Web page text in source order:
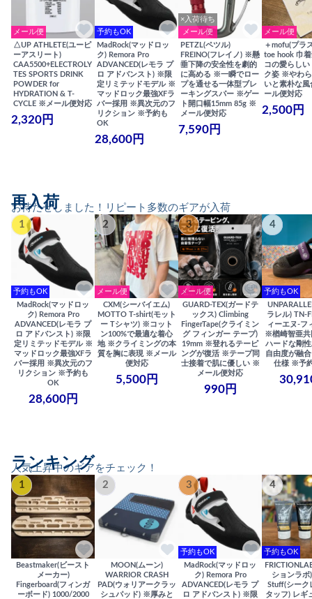
メール便
△UP ATHLETE(ユーピ
ーアスリート)
CAA5500+ELECTROLY
TES SPORTS DRINK
POWDER for
HYDRATION & T-
CYCLE ※メール便対応
2,320円
予約もOK
MadRock(マッドロッ
ク) Remora Pro
ADVANCED(レモラ プ
ロ アドバンスト) ※限
定リミテッドモデル ※
マッドロック最強XFラ
バー採用 ※異次元のフ
リクション ※予約も
OK
28,600円
×入荷待ち
メール便
PETZL(ペツル)
FREINO(フレイノ) ※懸
垂下降の安全性を劇的
に高める ※一瞬でロー
プを通せる一体型ブレ
ーキングスパー ※ゲー
ト開口幅15mm 85g ※
メール便対応
7,590円
メール便
＋mofu(プラ
toe hook 巾
コの愛らしい
ク姿 ※やわ
いと素朴な
ール便対応
2,500円
お待たせしました！リピート多数のギアが入荷
再入荷
1
予約もOK
MadRock(マッドロッ
ク) Remora Pro
ADVANCED(レモラ プ
ロ アドバンスト) ※限
定リミテッドモデル ※
マッドロック最強XFラ
バー採用 ※異次元のフ
リクション ※予約も
OK
28,600円
2
メール便
CXM(シーバイエム)
MOTTO T-shirt(モット
ー Tシャツ) ※コット
ン100%で最適な着心
地 ※クライミングの本
質を胸に表現 ※メール
便対応
5,500円
3
メール便
GUARD-TEX(ガードテ
ックス) Climbing
FingerTape(クライミン
グ フィンガー テープ)
19mm ※登れるテーピ
ングが復活 ※テープ同
士接着で肌に優しい ※
メール便対応
990円
4
予約もOK
ラレル) TN-
ィーエヌ-フ
※楢崎智亜
ハードな剛
自由度が融
仕様 ※予
人気上昇中のギアをチェック！
ランキング
1
Beastmaker(ビースト
メーカー)
Fingerboard(フィンガ
ーボード) 1000/2000
2
MOON(ムーン)
WARRIOR CRASH
PAD(ウォリアークラッ
シュパッド) ※厚みと
3
予約もOK
MadRock(マッドロッ
ク) Remora Pro
ADVANCED(レモラ プ
ロ アドバンスト) ※限
4
予約もOK
ションラボ
Stuff(シーク
タッフ) レギ